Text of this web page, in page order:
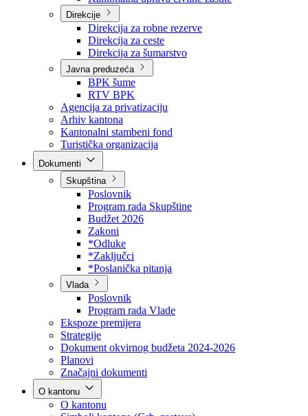
Uprave
Kantonalna uprava za inspekcijske poslove
Kantonalna uprava civilne zaštite
Direkcije
Direkcija za robne rezerve
Direkcija za ceste
Direkcija za šumarstvo
Javna preduzeća
BPK šume
RTV BPK
Agencija za privatizaciju
Arhiv kantona
Kantonalni stambeni fond
Turistička organizacija
Skupština
Poslovnik
Program rada Skupštine
Budžet 2026
Zakoni
*Odluke
*Zaključci
*Poslanička pitanja
Vlada
Poslovnik
Program rada Vlade
Ekspoze premijera
Strategije
Dokument okvirnog budžeta 2024-2026
Planovi
Značajni dokumenti